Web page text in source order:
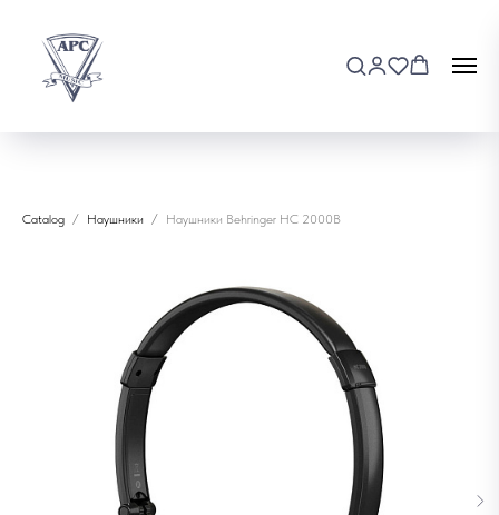
Catalog Наушники Наушники Behringer HС 2000B